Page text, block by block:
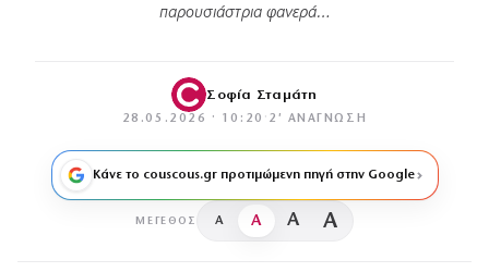
παρουσιάστρια φανερά…
Σοφία Σταμάτη
28.05.2026 · 10:20 · 2′ ΑΝΆΓΝΩΣΗ
Κάνε το couscous.gr προτιμώμενη πηγή στην Google
ΜΈΓΕΘΟΣ A A A A